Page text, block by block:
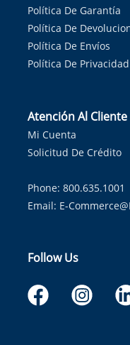
Política De Garantía
Política De
Política De Envíos
Política De Privacidad
Atención Al Cliente
Mi Cuenta
Solicitud De Crédito
Phone: 800.635.1001
Email: E-
Follow Us